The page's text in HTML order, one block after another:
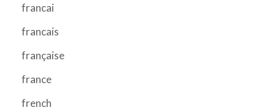
francai
francais
française
france
french